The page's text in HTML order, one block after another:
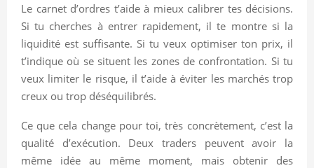
Le carnet d’ordres t’aide à mieux calibrer tes décisions.
Si tu cherches à entrer rapidement, il te montre si la
liquidité est suffisante. Si tu veux optimiser ton prix, il
t’indique où se situent les zones de confrontation. Si tu
veux limiter le risque, il t’aide à éviter les marchés trop
creux ou trop déséquilibrés.
Ce que cela change pour toi, très concrètement, c’est la
qualité d’exécution. Deux traders peuvent avoir la
même idée au même moment, mais obtenir des